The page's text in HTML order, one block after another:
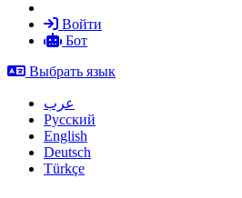
Войти
Бот
Выбрать язык
عرب
Русский
English
Deutsch
Türkçe